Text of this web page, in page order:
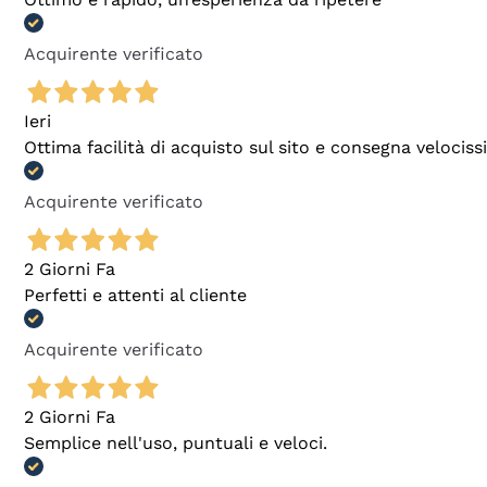
Acquirente verificato
Ieri
Ottima facilità di acquisto sul sito e consegna
Acquirente verificato
2 Giorni Fa
Perfetti e attenti al cliente
Acquirente verificato
2 Giorni Fa
Semplice nell'uso, puntuali e veloci.